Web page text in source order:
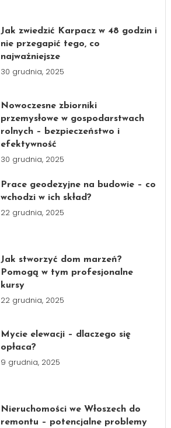
Jak zwiedzić Karpacz w 48 godzin i
nie przegapić tego, co
najważniejsze
30 grudnia, 2025
Nowoczesne zbiorniki
przemysłowe w gospodarstwach
rolnych – bezpieczeństwo i
efektywność
30 grudnia, 2025
Prace geodezyjne na budowie – co
wchodzi w ich skład?
22 grudnia, 2025
Jak stworzyć dom marzeń?
Pomogą w tym profesjonalne
kursy
22 grudnia, 2025
Mycie elewacji – dlaczego się
opłaca?
9 grudnia, 2025
Nieruchomości we Włoszech do
remontu – potencjalne problemy